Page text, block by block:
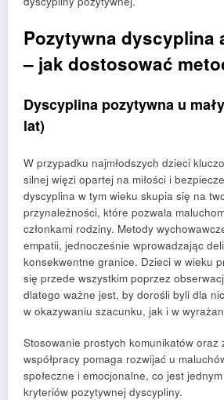
Pozytywna dyscyplina
– jak dostosować
Dyscyplina pozytywna u
lat)
W przypadku najmłodszych dzieci
silnej więzi opartej na miłości i
dyscyplina w tym wieku skupia się na
przynależności, które pozwala
członkami rodziny. Metody
empatii, jednocześnie wprowadzając
konsekwentne granice. Dzieci w wieku
się przede wszystkim poprzez
dlatego ważne jest, by dorośli byli dla
w okazywaniu szacunku, jak i w
Stosowanie prostych komunikatów oraz
współpracy pomaga rozwijać u
społeczne i emocjonalne, co jest
kryteriów pozytywnej dyscypliny.